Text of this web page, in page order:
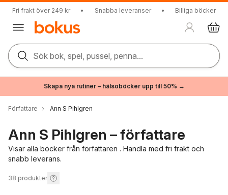
Fri frakt över 249 kr • Snabba leveranser • Billiga böcker
Sök bok, spel, pussel, penna...
Skapa nya rutiner – hälsoböcker upp till 50% →
Författare Ann S Pihlgren
Ann S Pihlgren – författare
Visar alla böcker från författaren . Handla med fri frakt och
snabb leverans.
38 produkter